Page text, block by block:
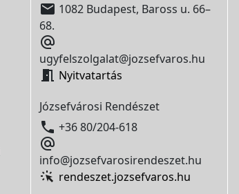
 1082 Budapest, Baross u. 66–
68.

ugyfelszolgalat@jozsefvaros.hu
 Nyitvatartás
Józsefvárosi Rendészet
 +36 80/204-618

info@jozsefvarosirendeszet.hu
rendeszet.jozsefvaros.hu